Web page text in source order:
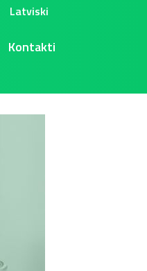
Latviski
Kontakti